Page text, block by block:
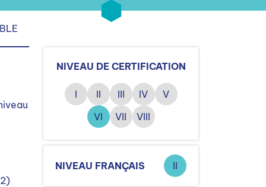
NIVEAU DE CERTIFICATION
I II III IV
V
VI
VII VIII
NIVEAU FRANÇAIS II